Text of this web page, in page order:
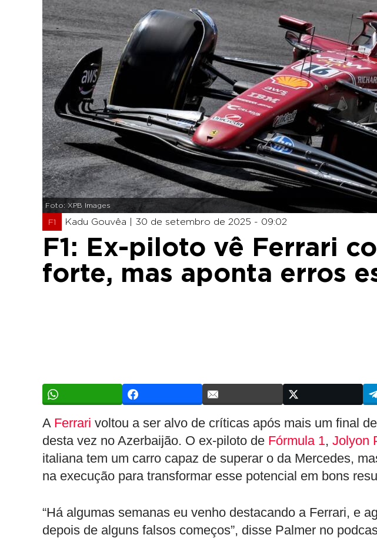
Foto: XPB Images
F1 Kadu Gouvêa | 30 de setembro de 2025 - 09:02
F1: Ex-piloto vê Ferrari
forte, mas aponta erros
A Ferrari voltou a ser alvo de críticas após mais um final
desta vez no Azerbaijão. O ex-piloto de Fórmula 1, Jolyon
italiana tem um carro capaz de superar o da Mercedes,
na execução para transformar esse potencial em bons
“Há algumas semanas eu venho destacando a Ferrari, e
depois de alguns falsos começos”, disse Palmer no